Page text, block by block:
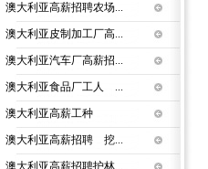
澳大利亚高薪招聘农场...
澳大利亚皮制加工厂高...
澳大利亚汽车厂高薪招...
澳大利亚食品厂工人 ...
澳大利亚高薪工种
澳大利亚高薪招聘 挖...
澳大利亚高薪招聘护林...